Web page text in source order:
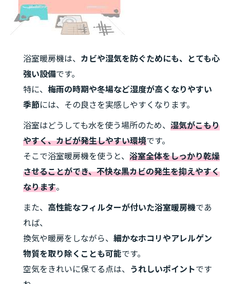
浴室暖房機は、 カビや湿気を防ぐためにも、とても心
強い設備です。
特に、 梅雨の時期や冬場など湿度が高くなりやすい
季節には、その良さを実感しやすくなります。
浴室はどうしても水を使う場所のため、 湿気がこもり
やすく、カビが発生しやすい環境です。
そこで浴室暖房機を使うと、 浴室全体をしっかり乾燥
させることができ、不快な黒カビの発生を抑えやすく
なります。
また、 高性能なフィルターが付いた浴室暖房機であ
れば、
換気や暖房をしながら、 細かなホコリやアレルゲン
物質を取り除くことも可能です。
空気をきれいに保てる点は、
うれしいポイントです